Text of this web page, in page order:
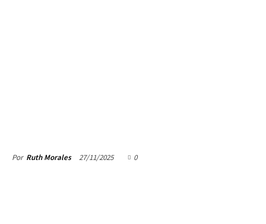
Por Ruth Morales 27/11/2025 0